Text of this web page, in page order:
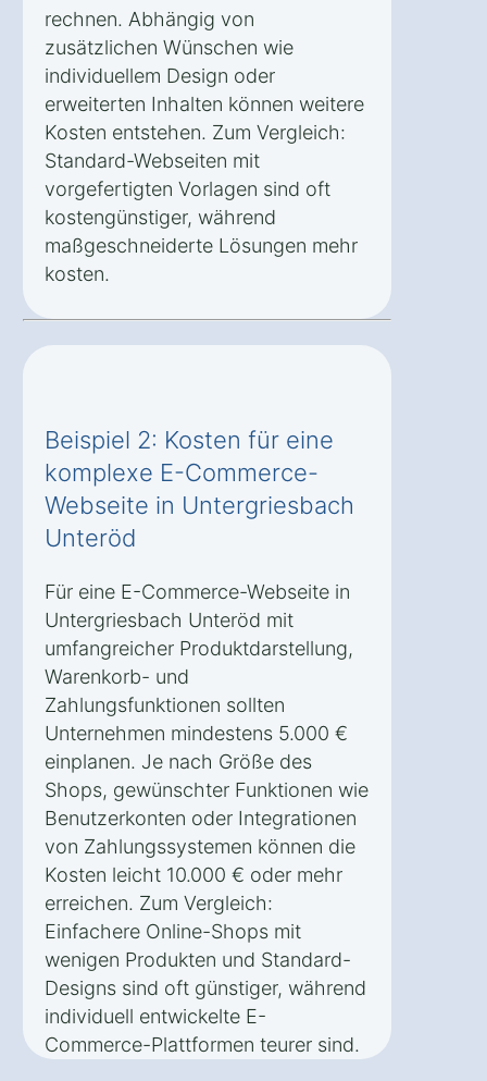
rechnen. Abhängig von
zusätzlichen Wünschen wie
individuellem Design oder
erweiterten Inhalten können weitere
Kosten entstehen. Zum Vergleich:
Standard-Webseiten mit
vorgefertigten Vorlagen sind oft
kostengünstiger, während
maßgeschneiderte Lösungen mehr
kosten.
Beispiel 2: Kosten für eine
komplexe E-Commerce-
Webseite in Untergriesbach
Unteröd
Für eine E-Commerce-Webseite in
Untergriesbach Unteröd mit
umfangreicher Produktdarstellung,
Warenkorb- und
Zahlungsfunktionen sollten
Unternehmen mindestens 5.000 €
einplanen. Je nach Größe des
Shops, gewünschter Funktionen wie
Benutzerkonten oder Integrationen
von Zahlungssystemen können die
Kosten leicht 10.000 € oder mehr
erreichen. Zum Vergleich:
Einfachere Online-Shops mit
wenigen Produkten und Standard-
Designs sind oft günstiger, während
individuell entwickelte E-
Commerce-Plattformen teurer sind.